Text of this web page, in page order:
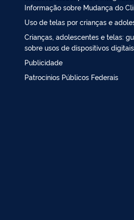
Informação sobre Mudança do
Uso de telas por crianças e
Crianças, adolescentes e telas:
sobre usos de dispositivos digitais
Publicidade
Patrocínios Públicos Federais